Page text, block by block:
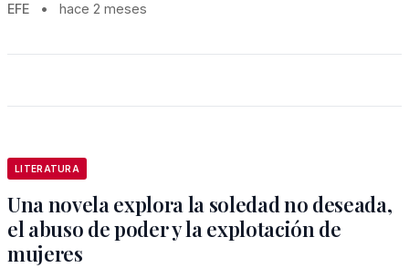
EFE • hace 2 meses
LITERATURA
Una novela explora la soledad no deseada,
el abuso de poder y la explotación de
mujeres